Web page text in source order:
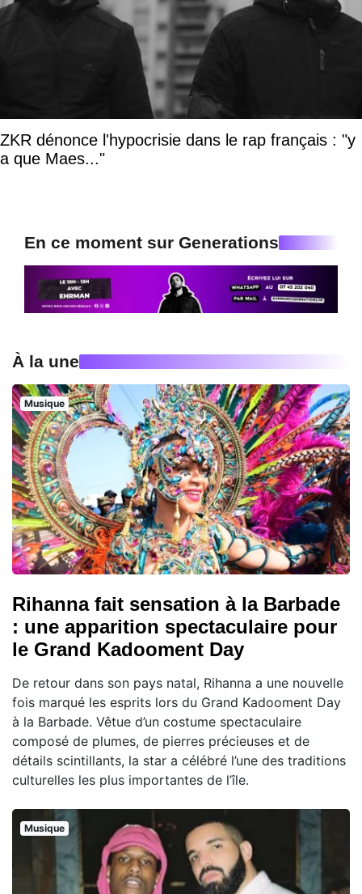
ZKR dénonce l'hypocrisie dans le rap français : "y
a que Maes..."
En ce moment sur Generations
À la une
Musique
Rihanna fait sensation à la Barbade
: une apparition spectaculaire pour
le Grand Kadooment Day
De retour dans son pays natal, Rihanna a une nouvelle
fois marqué les esprits lors du Grand Kadooment Day
à la Barbade. Vêtue d’un costume spectaculaire
composé de plumes, de pierres précieuses et de
détails scintillants, la star a célébré l’une des traditions
culturelles les plus importantes de l’île.
Musique